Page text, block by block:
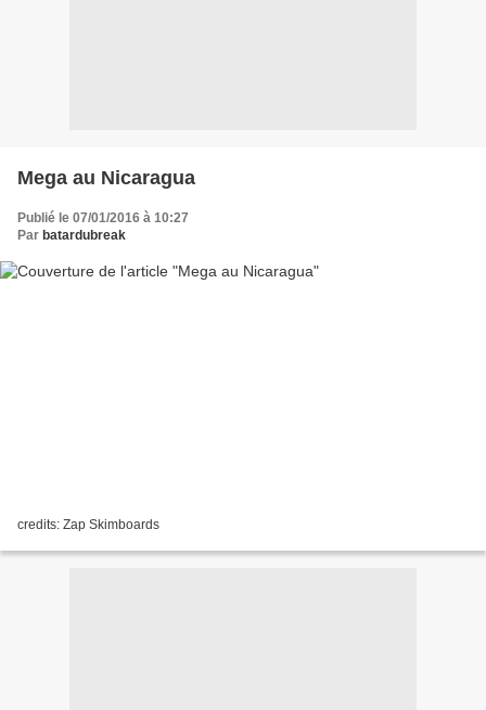
Mega au Nicaragua
Publié le 07/01/2016 à 10:27
Par batardubreak
credits: Zap Skimboards